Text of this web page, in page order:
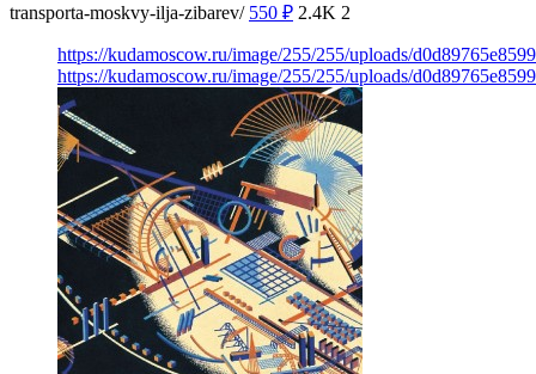
transporta-moskvy-ilja-zibarev/ 550 ₽ 2.4K 2
https://kudamoscow.ru/image/255/255/uploads/
https://kudamoscow.ru/image/255/255/uploads/